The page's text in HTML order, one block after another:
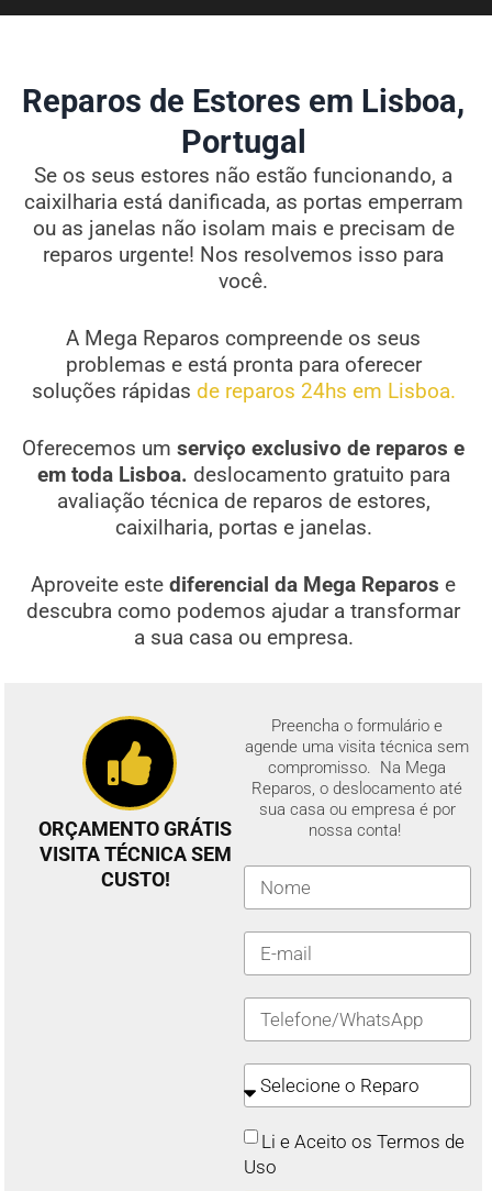
Reparos de Estores em Lisboa,
Portugal
Se os seus estores não estão funcionando, a
caixilharia está danificada, as portas emperram
ou as janelas não isolam mais e precisam de
reparos urgente! Nos resolvemos isso para
você.
A Mega Reparos compreende os seus
problemas e está pronta para oferecer
soluções rápidas de reparos 24hs em Lisboa.
Oferecemos um serviço exclusivo de reparos e
em toda Lisboa. deslocamento gratuito para
avaliação técnica de reparos de estores,
caixilharia, portas e janelas.
Aproveite estediferencial da Mega Reparos e
descubra como podemos ajudar a transformar
a sua casa ou empresa.
ORÇAMENTO GRÁTIS
VISITA TÉCNICA SEM
CUSTO!
Preencha o formulário e
agende uma visita técnica sem
compromisso. Na Mega
Reparos, o deslocamento até
sua casa ou empresa é por
nossa conta!
Li e Aceito os Termos de
Uso